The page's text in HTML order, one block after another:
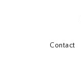
Contact